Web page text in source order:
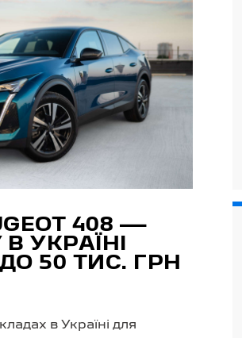
408 —
УКРАЇНІ
50 ТИС. ГРН
в Україні для